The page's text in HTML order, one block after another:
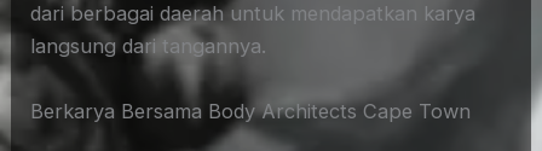
dari berbagai daerah untuk mendapatkan karya
langsung dari tangannya.
Berkarya Bersama Body Architects Cape Town